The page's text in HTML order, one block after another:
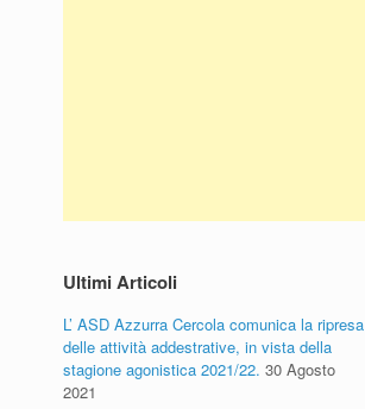
Ultimi Articoli
L’ ASD Azzurra Cercola comunica la ripresa
delle attività addestrative, in vista della
stagione agonistica 2021/22. 30 Agosto
2021